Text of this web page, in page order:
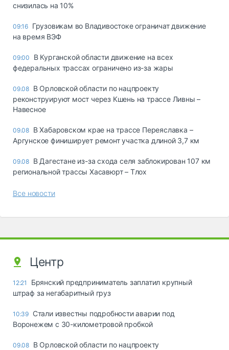
снизилась на 10%
09:16 Грузовикам во Владивостоке ограничат движение
на время ВЭФ
09:00
В Курганской области движение на всех
федеральных трассах ограничено из-за жары
09.08 В Орловской области по нацпроекту
реконструируют мост через Кшень на трассе Ливны –
Навесное
09.08 В Хабаровском крае на трассе Переяславка –
Аргунское финиширует ремонт участка длиной 3,7 км
09.08 В Дагестане из-за схода селя заблокирован 107 км
региональной трассы Хасавюрт – Тлох
Все новости
Центр
12:21
Брянский предприниматель заплатил крупный
штраф за негабаритный груз
10:39 Стали известны подробности аварии под
Воронежем с 30-километровой пробкой
09.08 В Орловской области по нацпроекту